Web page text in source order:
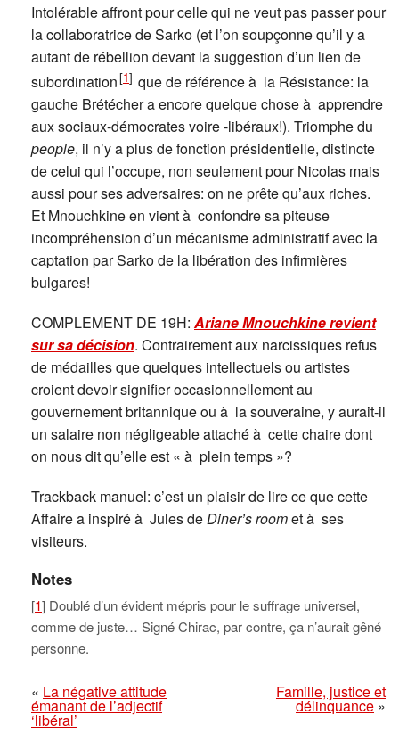
Intolérable affront pour celle qui ne veut pas passer pour
la collaboratrice de Sarko (et l’on soupçonne qu’il y a
autant de rébellion devant la suggestion d’un lien de
subordination[1] que de référence à la Résistance: la
gauche Brétécher a encore quelque chose à apprendre
aux sociaux-démocrates voire -libéraux!). Triomphe du
people, il n’y a plus de fonction présidentielle, distincte
de celui qui l’occupe, non seulement pour Nicolas mais
aussi pour ses adversaires: on ne prête qu’aux riches.
Et Mnouchkine en vient à confondre sa piteuse
incompréhension d’un mécanisme administratif avec la
captation par Sarko de la libération des infirmières
bulgares!
COMPLEMENT DE 19H: Ariane Mnouchkine revient
sur sa décision. Contrairement aux narcissiques refus
de médailles que quelques intellectuels ou artistes
croient devoir signifier occasionnellement au
gouvernement britannique ou à la souveraine, y aurait-il
un salaire non négligeable attaché à cette chaire dont
on nous dit qu’elle est « à plein temps »?
Trackback manuel: c’est un plaisir de lire ce que cette
Affaire a inspiré à Jules deDiner’s roomet à ses
visiteurs.
Notes
[1] Doublé d’un évident mépris pour le suffrage universel,
comme de juste… Signé Chirac, par contre, ça n’aurait gêné
personne.
« La négative attitude
émanant de l’adjectif
‘libéral’
Famille, justice et
délinquance»